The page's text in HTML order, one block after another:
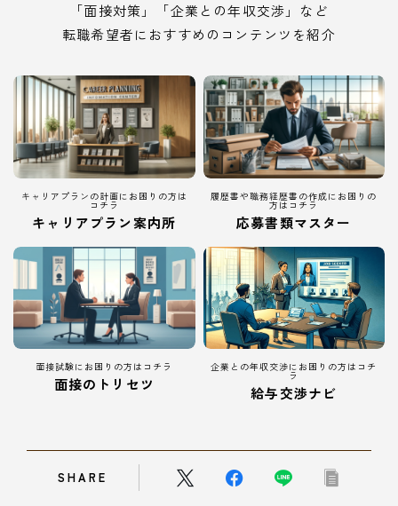
「面接対策」「企業との年収交渉」など
転職希望者におすすめのコンテンツを紹介
キャリアプランの計画にお困りの方は
コチラ
キャリアプラン案内所
履歴書や職務経歴書の作成にお困りの
方はコチラ
応募書類マスター
面接試験にお困りの方はコチラ
面接のトリセツ
企業との年収交渉にお困りの方はコチ
ラ
給与交渉ナビ
SHARE